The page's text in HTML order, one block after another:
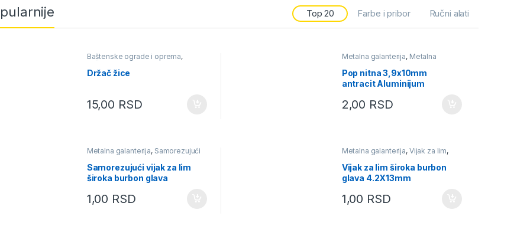
Top 20 Farbe i pribor Ručni alati
Baštenske ograde i oprema,
Baštenski program
Dodatna
oprema
Držač žice
15,00 RSD
Metalna galanterija, Metalna
pozamanterija
Pop nitne u boji
aluminijum
Pop nitna 3,9x10mm
antracit Aluminijum
2,00 RSD
Metalna galanterija, Samorezujući
vijak za lim široka burbon glava
Samorezujući vijci
Samorezujući vijak za lim
široka burbon glava
1,00 RSD
Metalna galanterija, Vijak za lim,
Vijak za lim široka burbon glava
Vijak za lim široka burbon
glava 4.2X13mm
1,00 RSD